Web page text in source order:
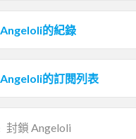
Angeloli的紀錄
Angeloli的訂閱列表
封鎖 Angeloli